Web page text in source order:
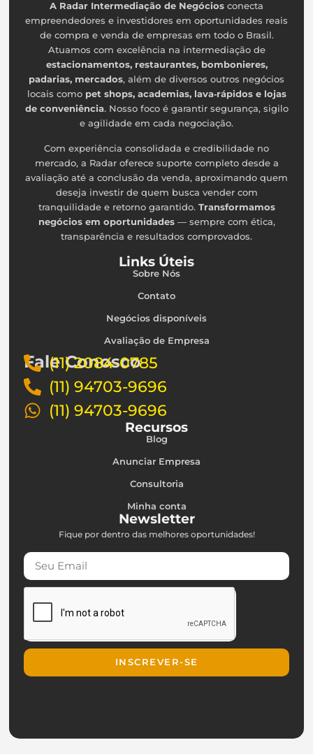
A Radar Intermediação de Negócios conecta
empreendedores e investidores em oportunidades reais
de compra e venda de empresas em todo o Brasil.
Atuamos com excelência na intermediação de
estacionamentos, restaurantes, bombonieres,
padarias, mercados, além de diversos outros negócios
locais como pet shops, academias, lava‑rápidos e lojas
de conveniência. Nosso foco é garantir segurança, sigilo
e agilidade em cada negociação.
Com experiência consolidada e credibilidade no
mercado, a Radar oferece suporte completo desde a
avaliação até a conclusão da venda, aproximando quem
deseja investir de quem busca vender com
tranquilidade e retorno garantido. Transformamos
negócios em oportunidades— sempre com ética,
transparência e resultados comprovados.
Links Úteis
Sobre Nós
Contato
Negócios disponíveis
Avaliação de Empresa
Fale Conosco
(11) 2084-0785
(11) 94703-9696
(11) 94703-9696
Recursos
Blog
Anunciar Empresa
Consultoria
Minha conta
Newsletter
Fique por dentro das melhores oportunidades!
INSCREVER-SE